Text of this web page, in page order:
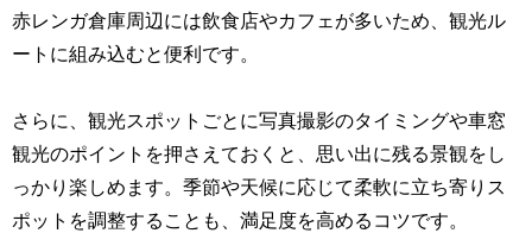
赤レンガ倉庫周辺には飲食店やカフェが多いため、観光ル
ートに組み込むと便利です。
さらに、観光スポットごとに写真撮影のタイミングや車窓
観光のポイントを押さえておくと、思い出に残る景観をし
っかり楽しめます。季節や天候に応じて柔軟に立ち寄りス
ポットを調整することも、満足度を高めるコツです。